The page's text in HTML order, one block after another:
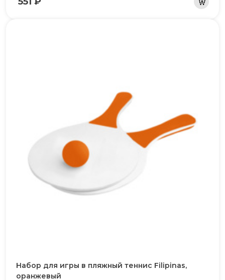
Набор для игры в пляжный теннис Filipinas,
оранжевый